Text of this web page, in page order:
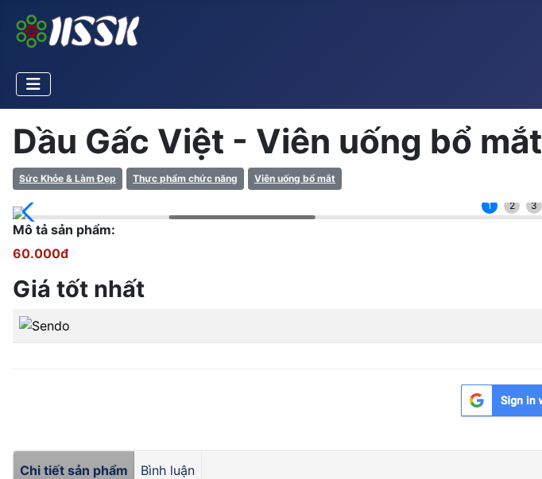
Dầu Gấc Việt - Viên uống bổ mắt
Sức Khỏe & Làm Đẹp Thực phẩm chức năng Viên uống bổ mắt
1 2 3
Mô tả sản phẩm:
60.000đ
Giá tốt nhất
Chi tiết sản phẩm Bình luận